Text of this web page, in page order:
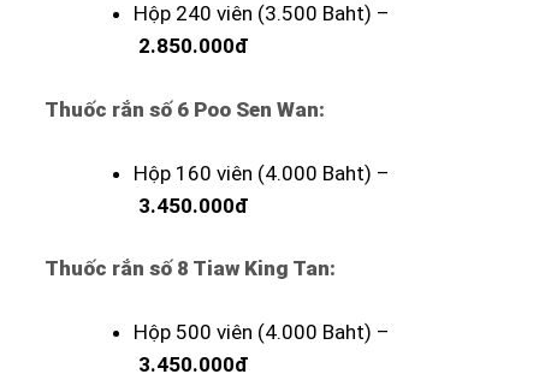
Hộp 240 viên (3.500 Baht) –
2.850.000đ
Thuốc rắn số 6 Poo Sen Wan:
Hộp 160 viên (4.000 Baht) –
3.450.000đ
Thuốc rắn số 8 Tiaw King Tan:
Hộp 500 viên (4.000 Baht) –
3.450.000đ